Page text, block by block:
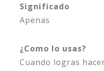
Significado
Apenas
¿Como lo usas?
Cuando logras